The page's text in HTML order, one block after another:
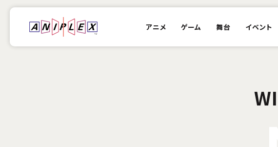
アニメ ゲーム 舞台 イベント